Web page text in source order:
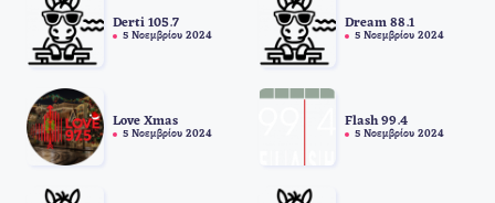
Derti 105.7
5 Νοεμβρίου 2024
Dream 88.1
5 Νοεμβρίου 2024
Love Xmas
5 Νοεμβρίου 2024
Flash 99.4
5 Νοεμβρίου 2024